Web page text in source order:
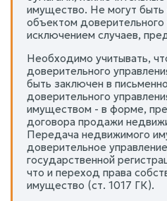
имущество. Не могут быть
объектом доверительного
исключением случаев,
Необходимо учитывать,
доверительного
быть заключен в
доверительного
имуществом - в форме,
договора продажи
Передача недвижимого
доверительное
государственной
что и переход права
имущество (ст. 1017 ГК).